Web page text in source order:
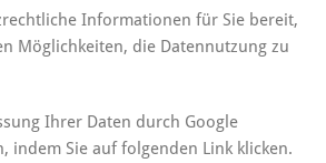
Informationen für Sie bereit,
Möglichkeiten, die Datennutzung zu
Ihrer Daten durch Google
indem Sie auf folgenden Link klicken.